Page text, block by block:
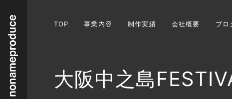
TOP 事業内容 制作実績 会社概要 ブロ
大阪中之島